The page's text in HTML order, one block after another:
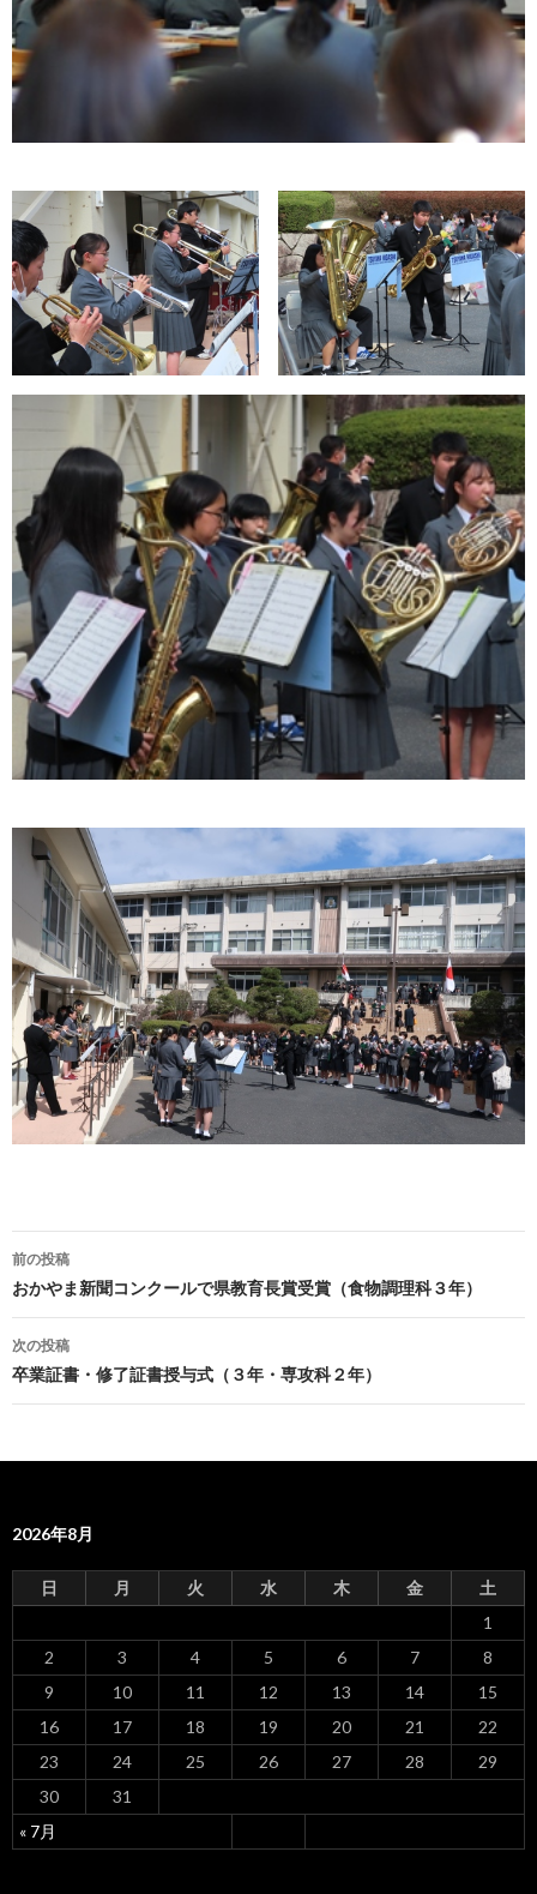
投
稿
ナ
ゲ
シ
ョ
ン
前の投稿
おかやま新聞コンクールで県教育長賞受賞（食物調理科３年）
次の投稿
卒業証書・修了証書授与式（３年・専攻科２年）
2026年8月
日 月 火 水 木 金 土
« 7月
1
2
3 4 5 6 7
8
9
10 11 12 13 14
15
16
17 18 19 20 21
22
23
24 25 26 27 28
29
30
31